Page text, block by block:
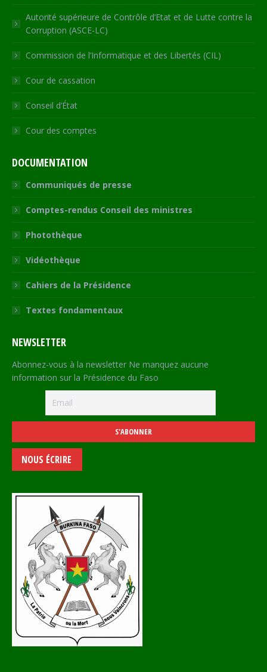
Autorité supérieure de Contrôle d’Etat et de Lutte contre la
Corruption (ASCE-LC)
Commission de l’Informatique et des Libertés (CIL)
Cour de cassation
Conseil d’État
Cour des comptes
DOCUMENTATION
Communiqués de presse
Comptes-rendus Conseil des ministres
Photothèque
Vidéothèque
Cahiers de la Présidence
Textes fondamentaux
NEWSLETTER
Abonnez-vous à la newsletter Ne manquez aucune
information sur la Présidence du Faso
NOUS ÉCRIRE